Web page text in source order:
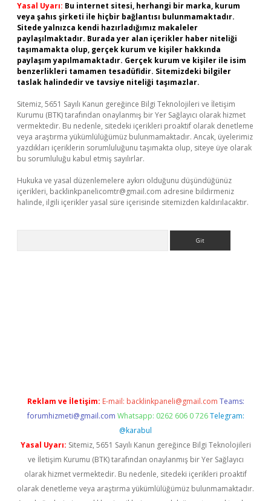
Yasal Uyarı: Bu internet sitesi, herhangi bir marka, kurum
veya şahıs şirketi ile hiçbir bağlantısı bulunmamaktadır.
Sitede yalnızca kendi hazırladığımız makaleler
paylaşılmaktadır. Burada yer alan içerikler haber niteliği
taşımamakta olup, gerçek kurum ve kişiler hakkında
paylaşım yapılmamaktadır. Gerçek kurum ve kişiler ile isim
benzerlikleri tamamen tesadüfidir. Sitemizdeki bilgiler
taslak halindedir ve tavsiye niteliği taşımazlar.
Sitemiz, 5651 Sayılı Kanun gereğince Bilgi Teknolojileri ve İletişim
Kurumu (BTK) tarafından onaylanmış bir Yer Sağlayıcı olarak hizmet
vermektedir. Bu nedenle, sitedeki içerikleri proaktif olarak denetleme
veya araştırma yükümlülüğümüz bulunmamaktadır. Ancak, üyelerimiz
yazdıkları içeriklerin sorumluluğunu taşımakta olup, siteye üye olarak
bu sorumluluğu kabul etmiş sayılırlar.
Hukuka ve yasal düzenlemelere aykırı olduğunu düşündüğünüz
içerikleri, backlinkpanelicomtr@gmail.com adresine bildirmeniz
halinde, ilgili içerikler yasal süre içerisinde sitemizden kaldırılacaktır.
Reklam ve İletişim: E-mail: backlinkpaneli@gmail.com Teams:
forumhizmeti@gmail.com Whatsapp: 0262 606 0 726 Telegram:
@karabul
Yasal Uyarı: Sitemiz, 5651 Sayılı Kanun gereğince Bilgi Teknolojileri
ve İletişim Kurumu (BTK) tarafından onaylanmış bir Yer Sağlayıcı
olarak hizmet vermektedir. Bu nedenle, sitedeki içerikleri proaktif
olarak denetleme veya araştırma yükümlülüğümüz bulunmamaktadır.